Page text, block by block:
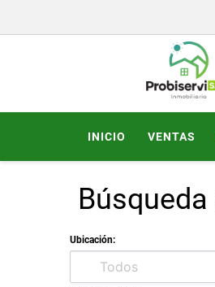
INICIO VENTAS
Búsqueda
Ubicación: